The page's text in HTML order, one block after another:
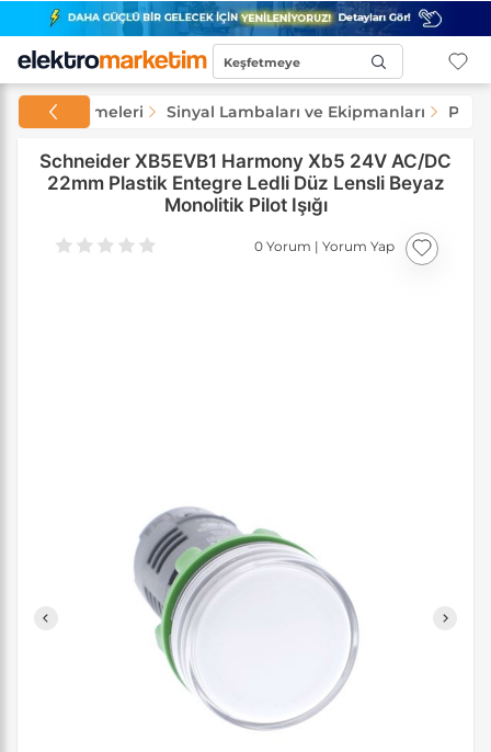
Keşfetmeye
Şalt Malzemeleri Sinyal Lambaları ve Ekipmanları Pilot
Schneider XB5EVB1 Harmony Xb5 24V AC/DC
22mm Plastik Entegre Ledli Düz Lensli Beyaz
Monolitik Pilot Işığı
0 Yorum | Yorum Yap